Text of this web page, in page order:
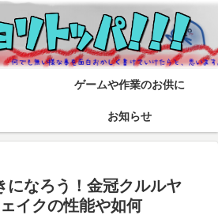
ゲームや作業のお供に
お知らせ
になろう！金冠クルルヤ
イクの性能や如何